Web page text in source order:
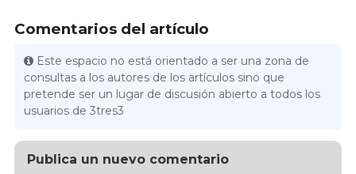
Comentarios del artículo
Este espacio no está orientado a ser una zona de
consultas a los autores de los artículos sino que
pretende ser un lugar de discusión abierto a todos los
usuarios de 3tres3
Publica un nuevo comentario